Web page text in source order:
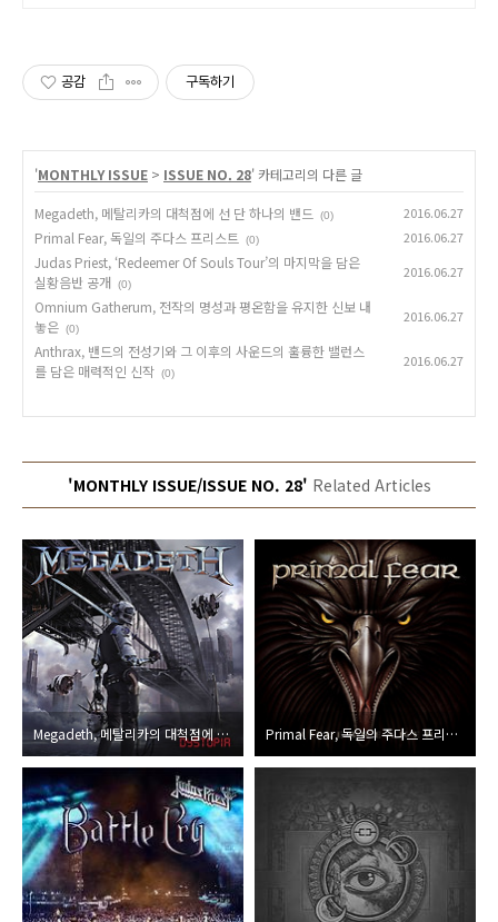
공감 구독하기
'MONTHLY ISSUE > ISSUE NO. 28' 카테고리의 다른 글
Megadeth, 메탈리카의 대척점에 선 단 하나의 밴드 (0) 2016.06.27
Primal Fear, 독일의 주다스 프리스트 (0) 2016.06.27
Judas Priest, ‘Redeemer Of Souls Tour’의 마지막을 담은
실황음반 공개 (0)
2016.06.27
Omnium Gatherum, 전작의 명성과 평온함을 유지한 신보 내
놓은 (0)
2016.06.27
Anthrax, 밴드의 전성기와 그 이후의 사운드의 훌륭한 밸런스
를 담은 매력적인 신작 (0)
2016.06.27
'MONTHLY ISSUE/ISSUE NO. 28' Related Articles
Megadeth, 메탈리카의 대척점에 선 단 하나의 밴드 Primal Fear, 독일의 주다스 프리스트